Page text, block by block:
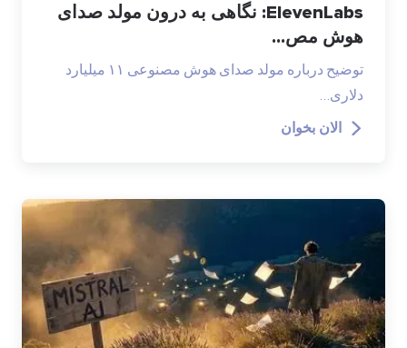
ElevenLabs: نگاهی به درون مولد صدای
هوش مص...
توضیح درباره مولد صدای هوش مصنوعی ۱۱ میلیارد
دلاری…
الان بخوان